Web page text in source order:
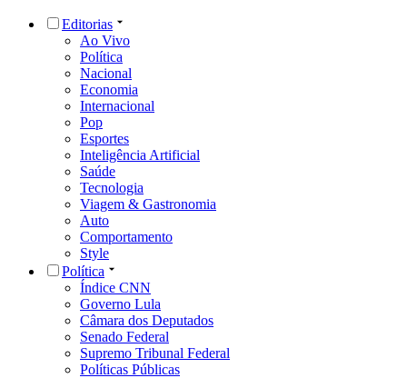
Editorias
Ao Vivo
Política
Nacional
Economia
Internacional
Pop
Esportes
Inteligência Artificial
Saúde
Tecnologia
Viagem & Gastronomia
Auto
Comportamento
Style
Política
Índice CNN
Governo Lula
Câmara dos Deputados
Senado Federal
Supremo Tribunal Federal
Políticas Públicas